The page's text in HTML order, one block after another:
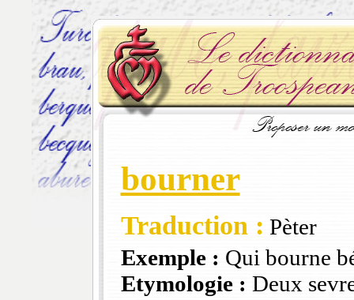
bourner
Traduction : Pèter
Exemple : Qui bourne
Etymologie : Deux